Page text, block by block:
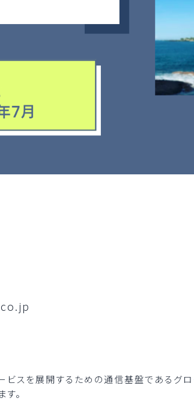
スを展開するための通信基盤であるグロ
。